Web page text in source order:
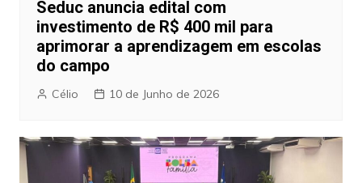
Seduc anuncia edital com
investimento de R$ 400 mil para
aprimorar a aprendizagem em escolas
do campo
Célio 10 de Junho de 2026